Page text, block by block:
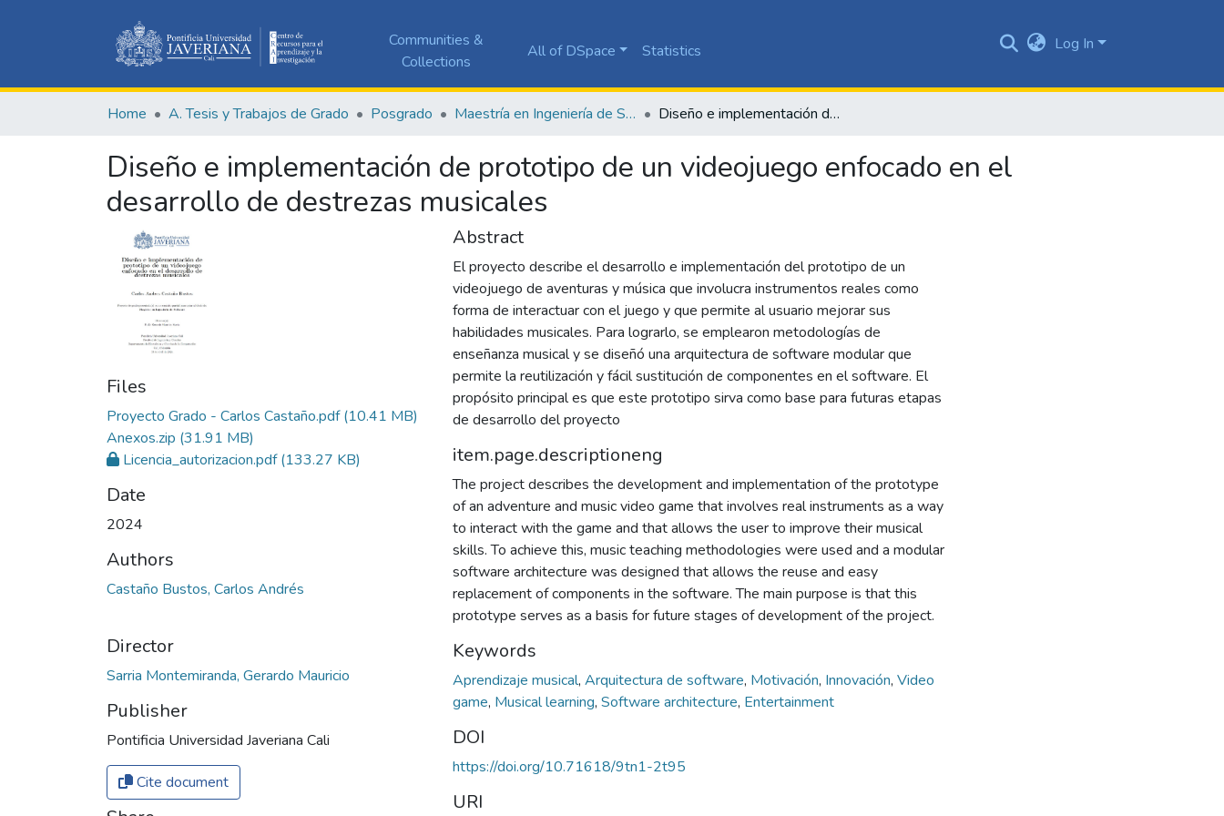
Communities &
Collections
All of DSpace Statistics Log In
Home A. Tesis y Trabajos de Grado Posgrado Maestría en Ingeniería de Software Diseño e implementación de prototipo de un videojuego enfocado en el desarrollo de destrezas musicales
Diseño e implementación de prototipo de un videojuego enfocado en el
desarrollo de destrezas musicales
Files
Proyecto Grado - Carlos Castaño.pdf(10.41 MB)
Anexos.zip (31.91 MB)
Licencia_autorizacion.pdf(133.27 KB)
Date
2024
Authors
Castaño Bustos, Carlos Andrés
Director
Sarria Montemiranda, Gerardo Mauricio
Publisher
Pontificia Universidad Javeriana Cali
Cite document
Abstract
El proyecto describe el desarrollo e implementación del prototipo de un
videojuego de aventuras y música que involucra instrumentos reales como
forma de interactuar con el juego y que permite al usuario mejorar sus
habilidades musicales. Para lograrlo, se emplearon metodologías de
enseñanza musical y se diseñó una arquitectura de software modular que
permite la reutilización y fácil sustitución de componentes en el software. El
propósito principal es que este prototipo sirva como base para futuras etapas
de desarrollo del proyecto
item.page.descriptioneng
The project describes the development and implementation of the prototype
of an adventure and music video game that involves real instruments as a way
to interact with the game and that allows the user to improve their musical
skills. To achieve this, music teaching methodologies were used and a modular
software architecture was designed that allows the reuse and easy
replacement of components in the software. The main purpose is that this
prototype serves as a basis for future stages of development of the project.
Keywords
Aprendizaje musical, Arquitectura de software, Motivación, Innovación, Video
game, Musical learning, Software architecture, Entertainment
DOI
https://doi.org/10.71618/9tn1-2t95
URI